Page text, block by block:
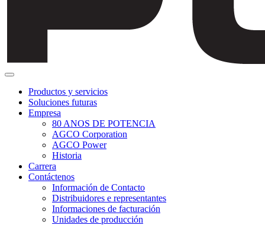
Productos y servicios
Soluciones futuras
Empresa
80 ANOS DE POTENCIA
AGCO Corporation
AGCO Power
Historia
Carrera
Contáctenos
Información de Contacto
Distribuidores e representantes
Informaciones de facturación
Unidades de producción